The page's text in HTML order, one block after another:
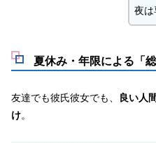
夜
夏休み・年限による「
友達でも彼氏彼女でも、
良い人
け。